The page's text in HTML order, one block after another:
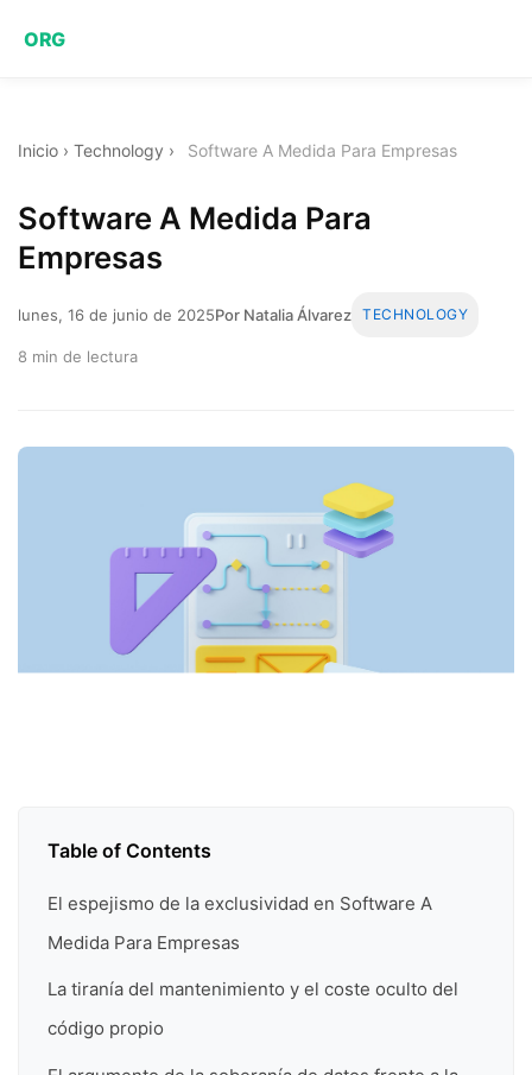
ORG
Inicio › Technology › Software A Medida Para Empresas
Software A Medida Para
Empresas
lunes, 16 de junio de 2025Por Natalia Álvarez TECHNOLOGY
8 min de lectura
Table of Contents
El espejismo de la exclusividad en Software A
Medida Para Empresas
La tiranía del mantenimiento y el coste oculto del
código propio